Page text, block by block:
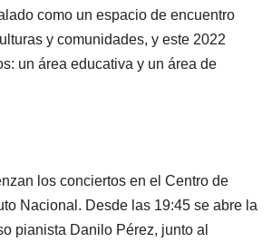
como un espacio de encuentro
y comunidades, y este 2022
un área educativa y un área de
los conciertos en el Centro de
Nacional. Desde las 19:45 se abre la
pianista Danilo Pérez, junto al